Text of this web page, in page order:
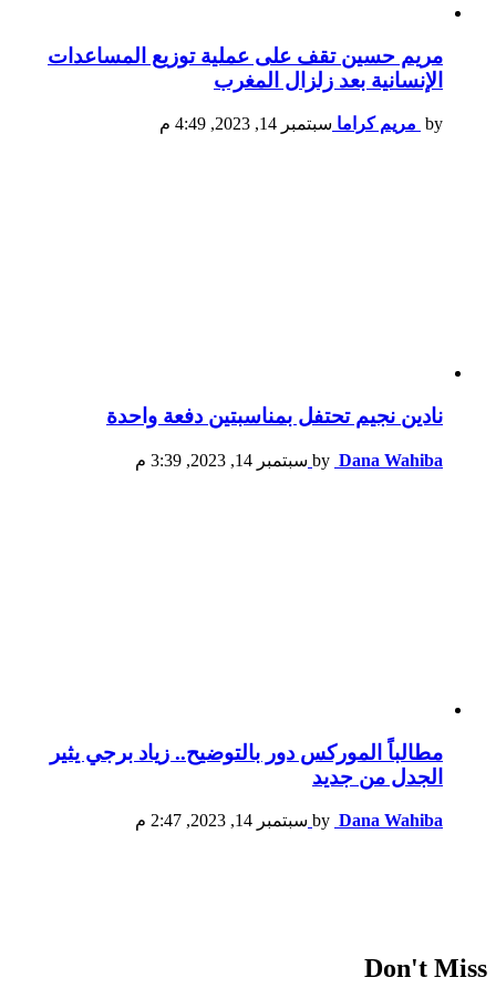
مريم حسين تقف على عملية توزيع المساعدات
الإنسانية بعد زلزال المغرب
by مريم كراما سبتمبر 14, 2023, 4:49 م
نادين نجيم تحتفل بمناسبتين دفعة واحدة
by Dana Wahiba سبتمبر 14, 2023, 3:39 م
مطالباً الموركس دور بالتوضيح.. زياد برجي يثير
الجدل من جديد
by Dana Wahiba سبتمبر 14, 2023, 2:47 م
Don't Miss